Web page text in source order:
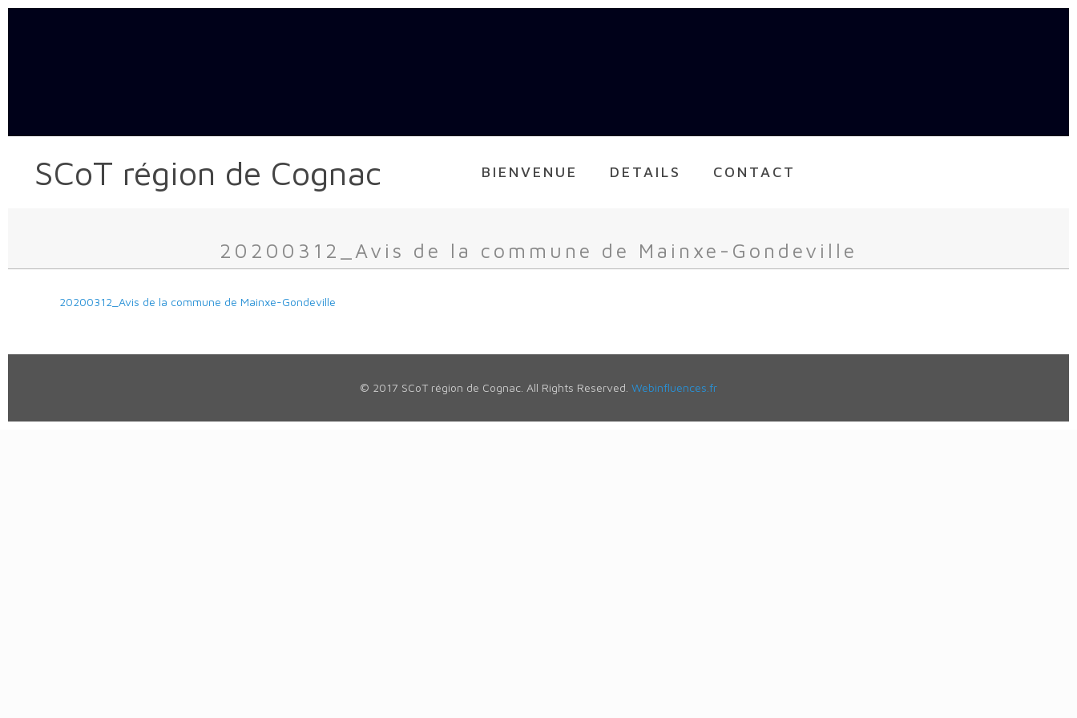
SCoT région de Cognac BIENVENUE DETAILS CONTACT
20200312_Avis de la commune de Mainxe-Gondeville
20200312_Avis de la commune de Mainxe-Gondeville
© 2017 SCoT région de Cognac. All Rights Reserved. Webinfluences.fr